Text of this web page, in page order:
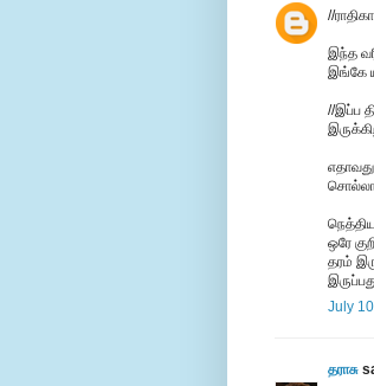
//
இந்த
இங்கே
//இப்ப
ஒரே
தரம்
July
தராசு